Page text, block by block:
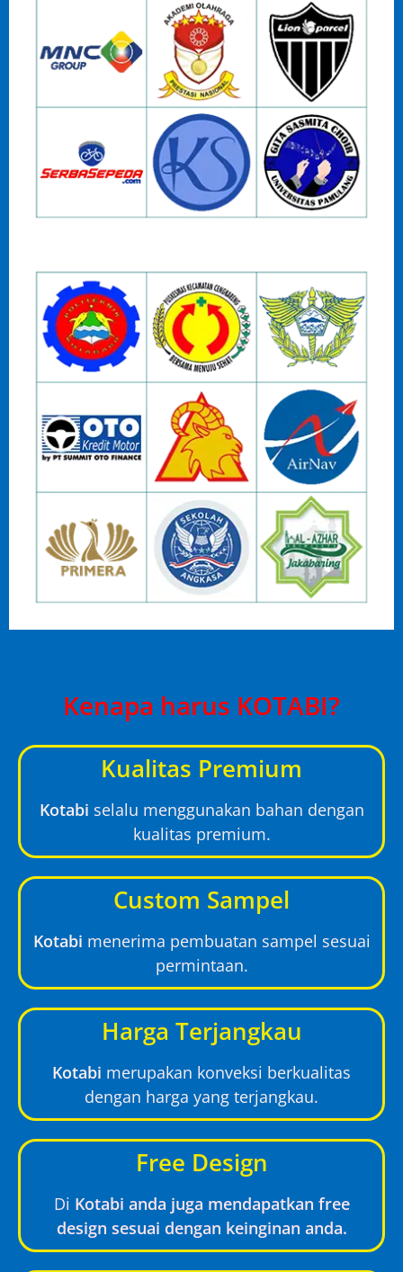
Kenapa harus KOTABI?
Kualitas Premium
Kotabi selalu menggunakan bahan dengan
kualitas premium.
Custom Sampel
Kotabi menerima pembuatan sampel sesuai
permintaan.
Harga Terjangkau
Kotabi merupakan konveksi berkualitas
dengan harga yang terjangkau.
Free Design
Di Kotabi anda juga mendapatkan free
design sesuai dengan keinginan anda.